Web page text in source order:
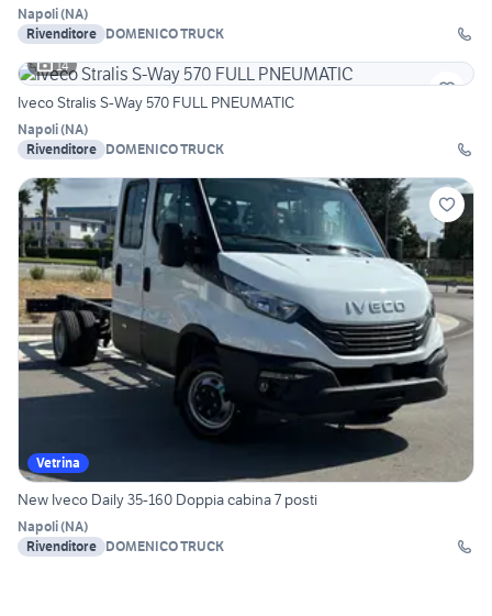
Napoli(NA)
Rivenditore DOMENICO TRUCK
14
Iveco Stralis S-Way 570 FULL PNEUMATIC
Napoli(NA)
Rivenditore DOMENICO TRUCK
Vetrina
New Iveco Daily 35-160 Doppia cabina 7 posti
Napoli(NA)
Rivenditore DOMENICO TRUCK